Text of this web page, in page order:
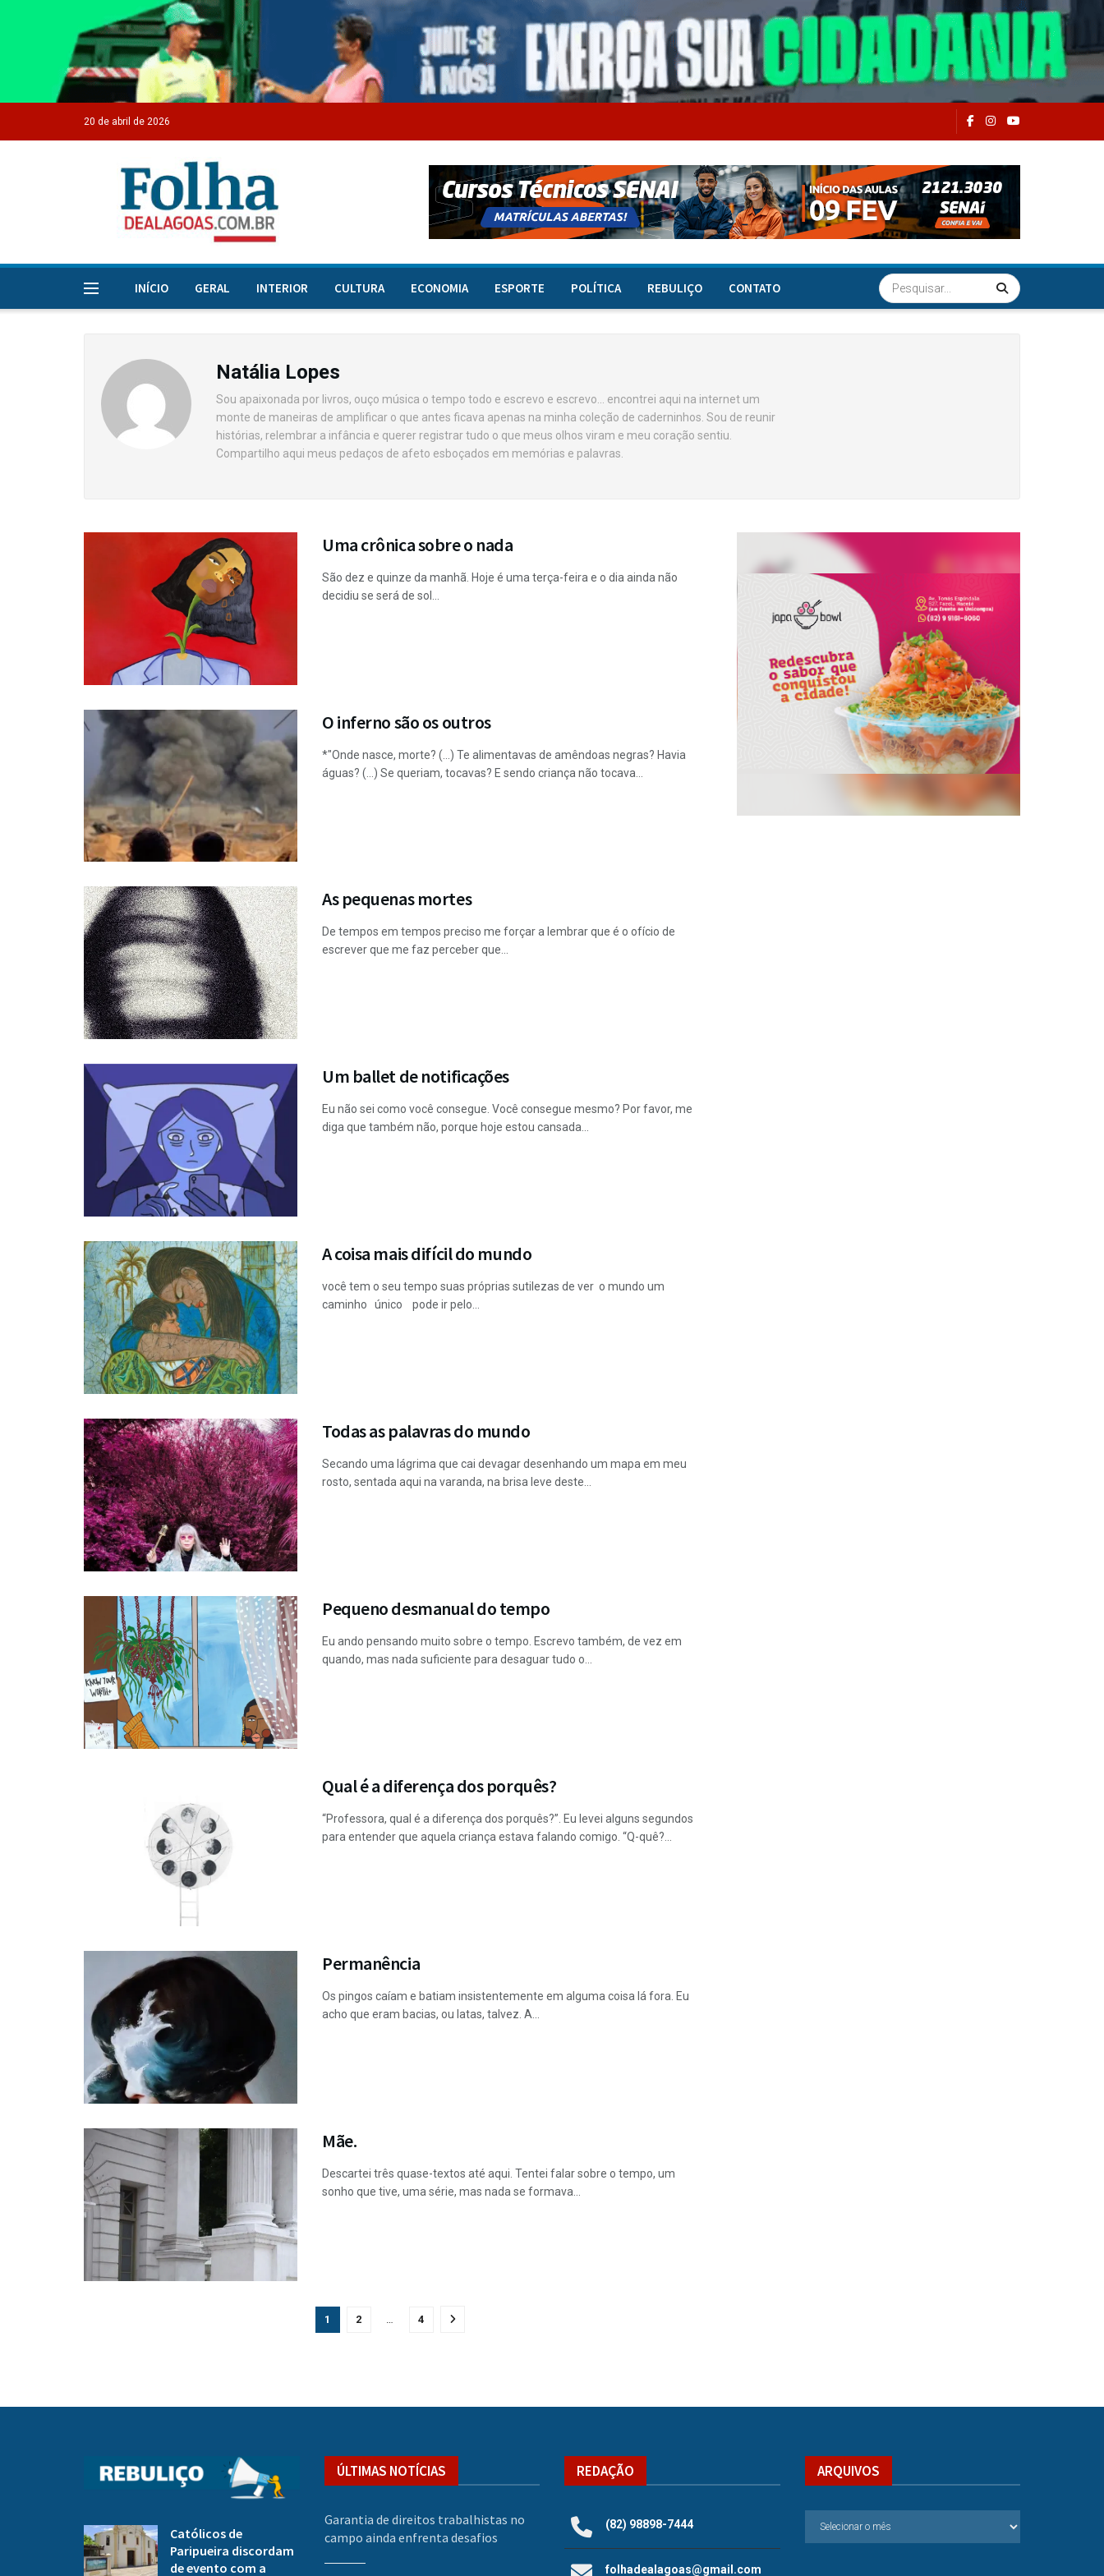
20 de abril de 2026
INÍCIO GERAL INTERIOR CULTURA ECONOMIA ESPORTE POLÍTICA REBULIÇO CONTATO
Natália Lopes
Sou apaixonada por livros, ouço música o tempo todo e escrevo e escrevo... encontrei aqui na internet um
monte de maneiras de amplificar o que antes ficava apenas na minha coleção de caderninhos. Sou de reunir
histórias, relembrar a infância e querer registrar tudo o que meus olhos viram e meu coração sentiu.
Compartilho aqui meus pedaços de afeto esboçados em memórias e palavras.
Uma crônica sobre o nada
São dez e quinze da manhã. Hoje é uma terça-feira e o dia ainda não
decidiu se será de sol...
O inferno são os outros
*"Onde nasce, morte? (...) Te alimentavas de amêndoas negras? Havia
águas? (...) Se queriam, tocavas? E sendo criança não tocava...
As pequenas mortes
De tempos em tempos preciso me forçar a lembrar que é o ofício de
escrever que me faz perceber que...
Um ballet de notificações
Eu não sei como você consegue. Você consegue mesmo? Por favor, me
diga que também não, porque hoje estou cansada...
A coisa mais difícil do mundo
você tem o seu tempo suas próprias sutilezas de ver o mundo um
caminho único pode ir pelo...
Todas as palavras do mundo
Secando uma lágrima que cai devagar desenhando um mapa em meu
rosto, sentada aqui na varanda, na brisa leve deste...
Pequeno desmanual do tempo
Eu ando pensando muito sobre o tempo. Escrevo também, de vez em
quando, mas nada suficiente para desaguar tudo o...
Qual é a diferença dos porquês?
“Professora, qual é a diferença dos porquês?”. Eu levei alguns segundos
para entender que aquela criança estava falando comigo. “Q-quê?...
Permanência
Os pingos caíam e batiam insistentemente em alguma coisa lá fora. Eu
acho que eram bacias, ou latas, talvez. A...
Mãe.
Descartei três quase-textos até aqui. Tentei falar sobre o tempo, um
sonho que tive, uma série, mas nada se formava...
1 2 4
Católicos de
Paripueira discordam
de evento com a
ÚLTIMAS NOTÍCIAS
Garantia de direitos trabalhistas no
campo ainda enfrenta desafios
REDAÇÃO
(82) 98898-7444
folhadealagoas@gmail.com
ARQUIVOS